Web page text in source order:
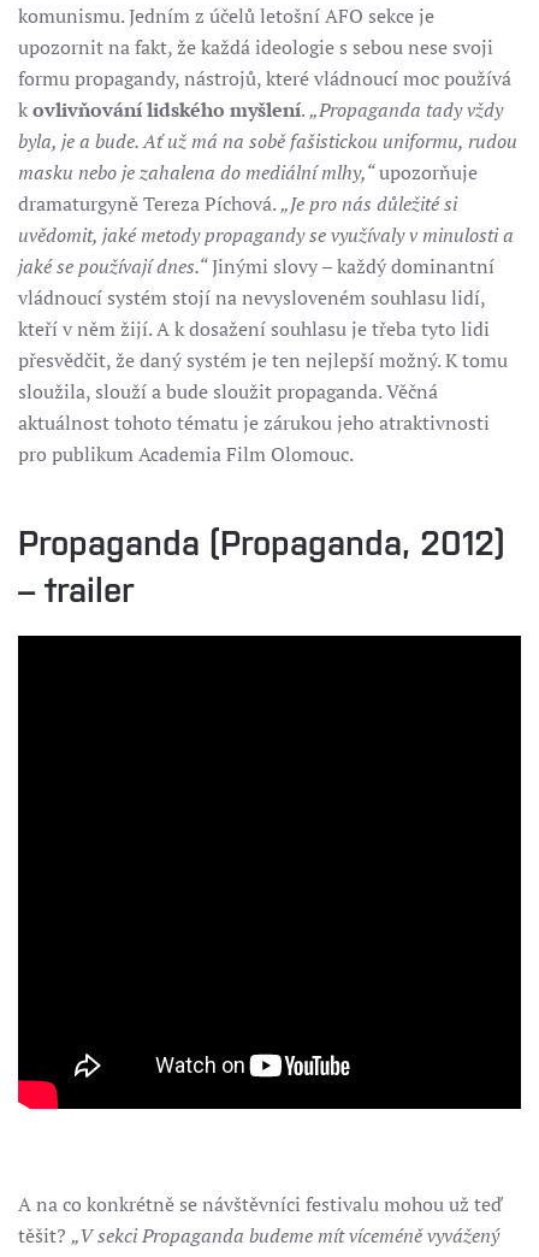
komunismu. Jedním z účelů letošní AFO sekce je
upozornit na fakt, že každá ideologie s sebou nese svoji
formu propagandy, nástrojů, které vládnoucí moc používá
kovlivňování lidského myšlení.„Propaganda tady vždy
byla, je a bude. Ať už má na sobě fašistickou uniformu, rudou
masku nebo je zahalena do mediální mlhy,“upozorňuje
dramaturgyně Tereza Píchová.„Je pro nás důležité si
uvědomit, jaké metody propagandy se využívaly v minulosti a
jaké se používají dnes.“Jinými slovy – každý dominantní
vládnoucí systém stojí na nevysloveném souhlasu lidí,
kteří v něm žijí. A k dosažení souhlasu je třeba tyto lidi
přesvědčit, že daný systém je ten nejlepší možný. K tomu
sloužila, slouží a bude sloužit propaganda. Věčná
aktuálnost tohoto tématu je zárukou jeho atraktivnosti
pro publikum Academia Film Olomouc.
Propaganda (Propaganda, 2012)
– trailer
A na co konkrétně se návštěvníci festivalu mohou už teď
těšit? „V sekci Propaganda budeme mít víceméně vyvážený